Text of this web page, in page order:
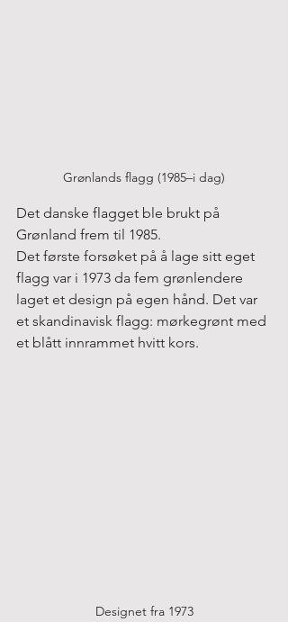
Grønlands flagg (1985–i dag)
Det danske flagget ble brukt på
Grønland frem til 1985.
Det første forsøket på å lage sitt eget
flagg var i 1973 da fem grønlendere
laget et design på egen hånd. Det var
et skandinavisk flagg: mørkegrønt med
et blått innrammet hvitt kors.
Designet fra 1973